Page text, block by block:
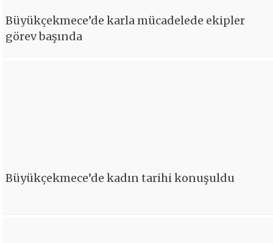
Büyükçekmece’de karla mücadelede ekipler
görev başında
Büyükçekmece’de kadın tarihi konuşuldu